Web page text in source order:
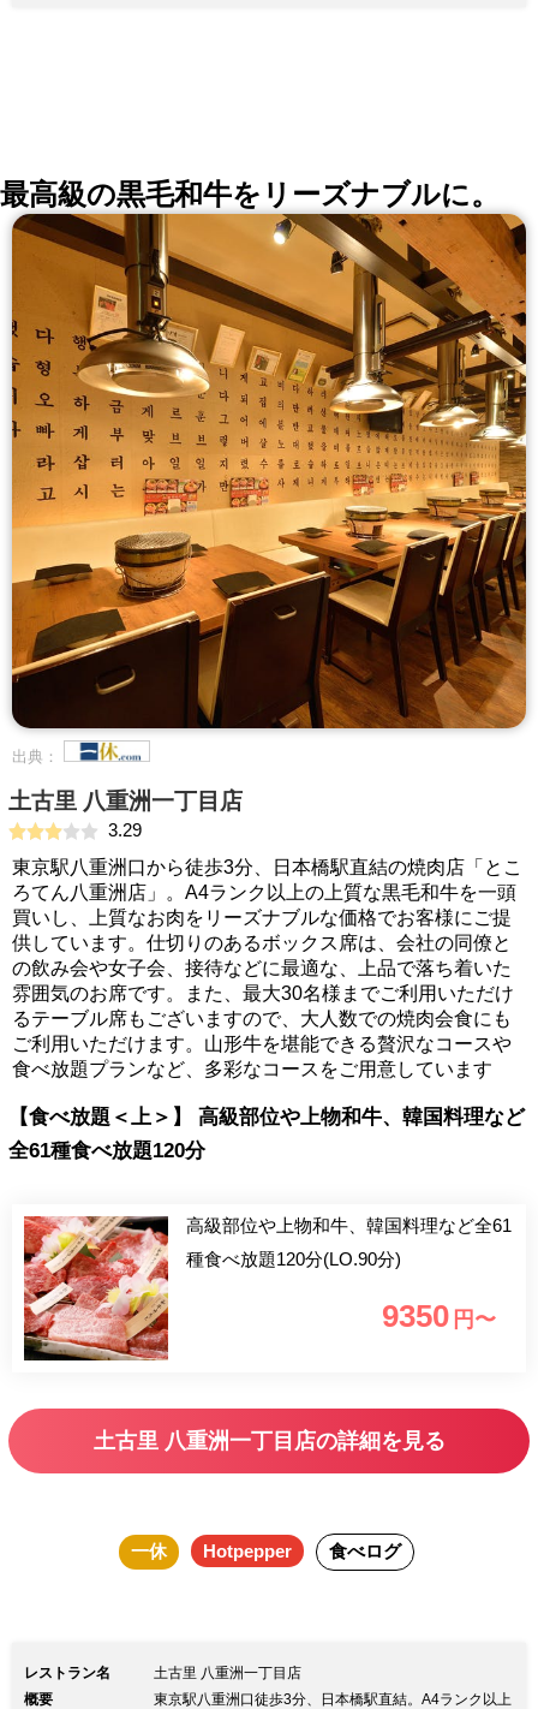
最高級の黒毛和牛をリーズナブルに。
出典：
土古里 八重洲一丁目店
3.29
東京駅八重洲口から徒歩3分、日本橋駅直結の焼肉店「とこ
ろてん八重洲店」。A4ランク以上の上質な黒毛和牛を一頭
買いし、上質なお肉をリーズナブルな価格でお客様にご提
供しています。仕切りのあるボックス席は、会社の同僚と
の飲み会や女子会、接待などに最適な、上品で落ち着いた
雰囲気のお席です。また、最大30名様までご利用いただけ
るテーブル席もございますので、大人数での焼肉会食にも
ご利用いただけます。山形牛を堪能できる贅沢なコースや
食べ放題プランなど、多彩なコースをご用意しています
【食べ放題＜上＞】 高級部位や上物和牛、韓国料理など
全61種食べ放題120分
高級部位や上物和牛、韓国料理など全61
種食べ放題120分(LO.90分)
9350 円〜
土古里 八重洲一丁目店の詳細を見る
一休 Hotpepper 食べログ
レストラン名
土古里 八重洲一丁目店
概要
東京駅八重洲口徒歩3分、日本橋駅直結。A4ランク以上